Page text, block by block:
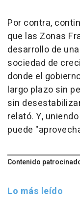
Por contra,
que las Zonas
desarrollo de
sociedad de
donde el
largo plazo sin
sin
relató. Y,
puede
Contenido
Lo más leído